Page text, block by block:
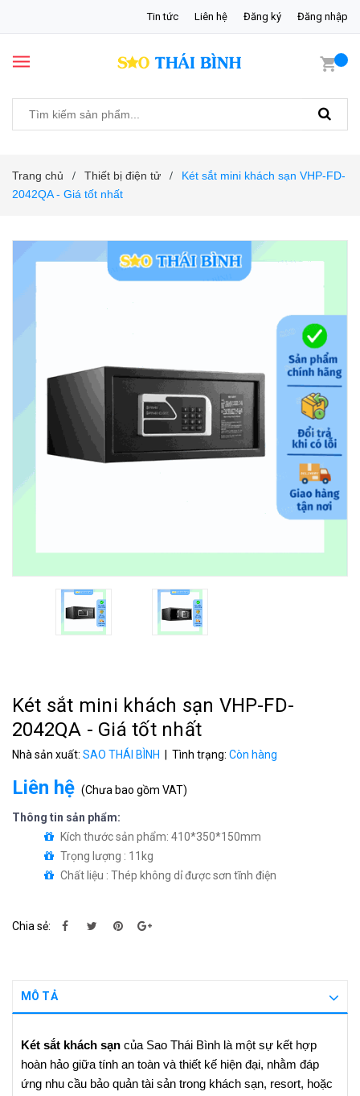
Tin tức Liên hệ Đăng ký Đăng nhập
Trang chủ / Thiết bị điện tử /
Két sắt mini khách sạn VHP-FD-
2042QA - Giá tốt nhất
Két sắt mini khách sạn VHP-FD-
2042QA - Giá tốt nhất
Nhà sản xuất: SAO THÁI BÌNH | Tình trạng: Còn hàng
Liên hệ (Chưa bao gồm VAT)
Thông tin sản phẩm:
Kích thước sản phẩm: 410*350*150mm
Trọng lượng : 11kg
Chất liệu : Thép không dỉ được sơn tĩnh điện
Chia sẻ:
MÔ TẢ
Két sắt khách sạn của Sao Thái Bình là một sự kết hợp
hoàn hảo giữa tính an toàn và thiết kế hiện đại, nhằm đáp
ứng nhu cầu bảo quản tài sản trong khách sạn, resort, hoặc